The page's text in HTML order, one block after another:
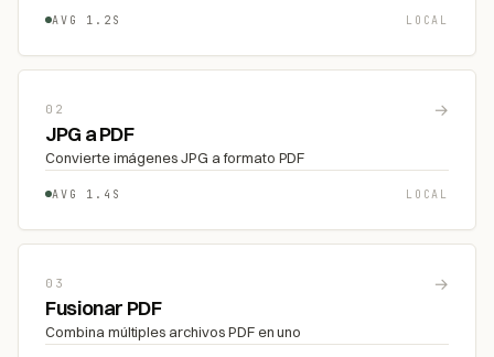
AVG 1.2S LOCAL
02 →
JPG a PDF
Convierte imágenes JPG a formato PDF
AVG 1.4S LOCAL
03 →
Fusionar PDF
Combina múltiples archivos PDF en uno